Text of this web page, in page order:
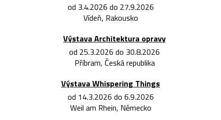
od 3.4.2026 do 27.9.2026
Vídeň, Rakousko
Výstava Architektura opravy
od 25.3.2026 do 30.8.2026
Příbram, Česká republika
Výstava Whispering Things
od 14.3.2026 do 6.9.2026
Weil am Rhein, Německo